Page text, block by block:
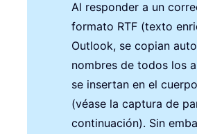
Al responder a un
formato RTF (texto
Outlook, se copian
nombres de todos los
se insertan en el
(véase la captura de
continuación). Sin